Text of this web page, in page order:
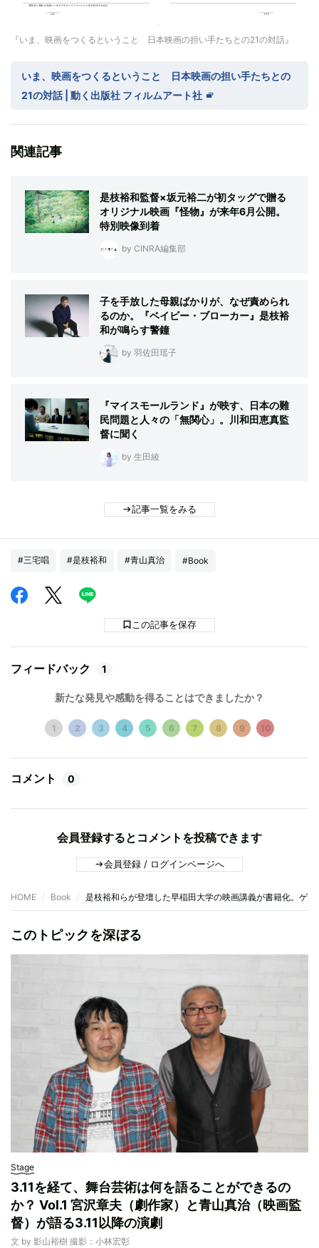
『いま、映画をつくるということ 日本映画の担い手たちとの21の対話』
いま、映画をつくるということ 日本映画の担い手たちとの
21の対話 | 動く出版社 フィルムアート社
関連記事
是枝裕和監督×坂元裕二が初タッグで贈る
オリジナル映画『怪物』が来年6月公開。
特別映像到着
by CINRA編集部
子を手放した母親ばかりが、なぜ責められ
るのか。『ベイビー・ブローカー』是枝裕
和が鳴らす警鐘
by 羽佐田瑶子
『マイスモールランド』が映す、日本の難
民問題と人々の「無関心」。川和田恵真監
督に聞く
by 生田綾
記事一覧をみる
#三宅唱 #是枝裕和 #青山真治 #Book
この記事を保存
フィードバック 1
新たな発見や感動を得ることはできましたか？
1 2 3 4 5 6 7 8 9 10
コメント 0
会員登録するとコメントを投稿できます
会員登録 / ログインページへ
HOME Book 是枝裕和らが登壇した早稲田大学の映画講義が書籍化。ゲ
このトピックを深ぼる
Stage
3.11を経て、舞台芸術は何を語ることができるの
か？ Vol.1 宮沢章夫（劇作家）と青山真治（映画監
督）が語る3.11以降の演劇
文 by 影山裕樹 撮影：小林宏彰